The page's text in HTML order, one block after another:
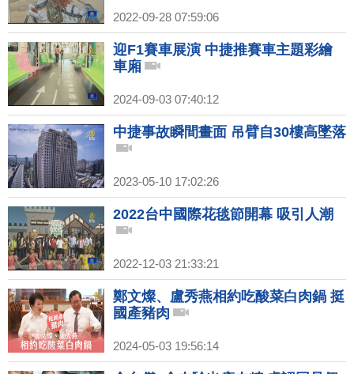
2022-09-28 07:59:06
迎F1賽車展演 中捷推賽車主題彩繪
車廂
2024-09-03 07:40:12
中捷事故瞬間畫面 吊臂自30樓高墜落
2023-05-10 17:02:26
2022台中國際花毯節開幕 吸引人潮
2022-12-03 21:33:21
鄭文燦、盧秀燕相約吃酸菜白肉鍋 挺
國產豬肉
2024-05-03 19:56:14